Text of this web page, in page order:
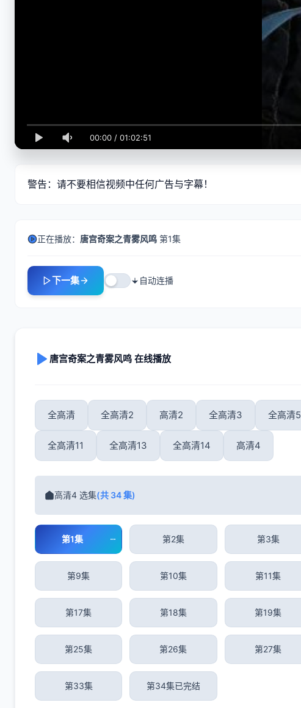
00:00 / 01:02:51
警告：请不要相信视频中任何广告与字幕！
正在播放： 唐宫奇案之青雾风鸣 第1集
下一集 自动连播
唐宫奇案之青雾风鸣 在线播放
全高清 全高清2 高清2 全高清3 全高清5
全高清11 全高清13 全高清14 高清4
高清4 选集(共 34 集)
第1集 第2集 第3集
第9集 第10集 第11集
第17集 第18集 第19集
第25集 第26集 第27集
第33集 第34集已完结